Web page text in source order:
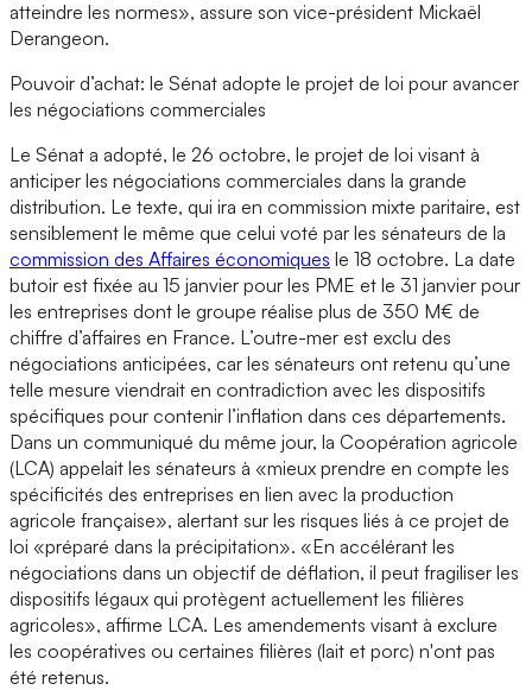
atteindre les normes», assure son vice-président Mickaël
Derangeon.
Pouvoir d’achat: le Sénat adopte le projet de loi pour avancer
les négociations commerciales
Le Sénat a adopté, le 26 octobre, le projet de loi visant à
anticiper les négociations commerciales dans la grande
distribution. Le texte, qui ira en commission mixte paritaire, est
sensiblement le même que celui voté par les sénateurs de la
commission des Affaires économiques le 18 octobre. La date
butoir est fixée au 15 janvier pour les PME et le 31 janvier pour
les entreprises dont le groupe réalise plus de 350 M€ de
chiffre d’affaires en France. L’outre-mer est exclu des
négociations anticipées, car les sénateurs ont retenu qu’une
telle mesure viendrait en contradiction avec les dispositifs
spécifiques pour contenir l’inflation dans ces départements.
Dans un communiqué du même jour, la Coopération agricole
(LCA) appelait les sénateurs à «mieux prendre en compte les
spécificités des entreprises en lien avec la production
agricole française», alertant sur les risques liés à ce projet de
loi «préparé dans la précipitation». «En accélérant les
négociations dans un objectif de déflation, il peut fragiliser les
dispositifs légaux qui protègent actuellement les filières
agricoles», affirme LCA. Les amendements visant à exclure
les coopératives ou certaines filières (lait et porc) n'ont pas
été retenus.